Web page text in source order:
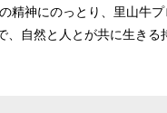
精神にのっとり、里山牛
自然と人とが共に生きる